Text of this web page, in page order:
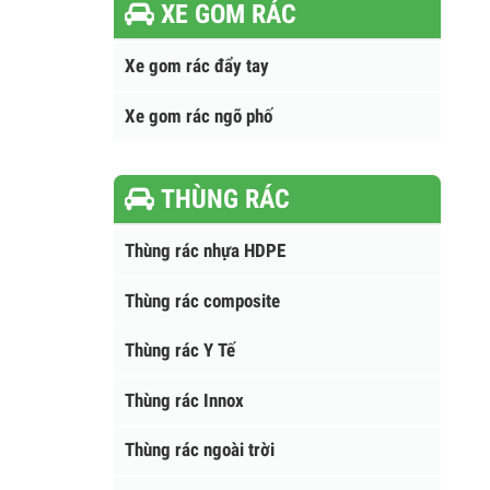
XE GOM RÁC
Xe gom rác đẩy tay
THÙNG RÁC
Thùng rác nhựa HDPE
Thùng rác composite
Thùng rác Y Tế
Thùng rác Innox